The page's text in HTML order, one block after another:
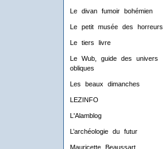
Le divan fumoir bohémien
Le petit musée des horreurs
Le tiers livre
Le Wub, guide des univers
obliques
Les beaux dimanches
LEZINFO
L'Alamblog
L’archéologie du futur
Mauricette Beaussart